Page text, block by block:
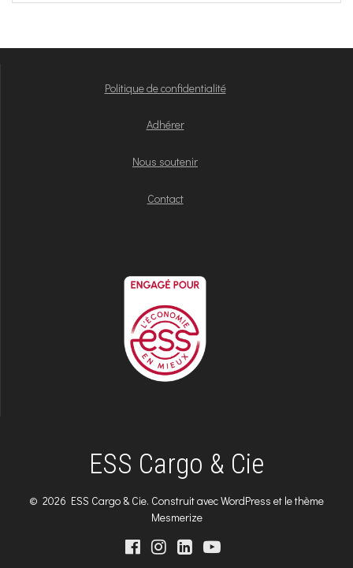
Politique de confidentialité
Adhérer
Nous soutenir
Contact
ESS Cargo & Cie
© 2026 ESS Cargo & Cie. Construit avec WordPress et lethème
Mesmerize